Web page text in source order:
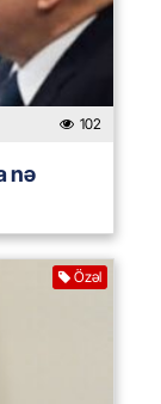
102
nə
Özəl